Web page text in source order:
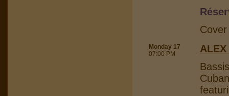
Monday 17
07:00 PM